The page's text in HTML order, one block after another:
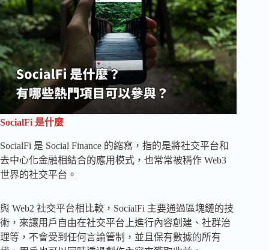
SocialFi 是什麼
SocialFi 是 Social Finance 的縮寫，指的是將社交平台和
去中心化金融相結合的應用模式，也常常被稱作 Web3
世界的社交平台。
與 Web2 社交平台相比較，SocialFi 主要通過區塊鏈的技
術，來讓用戶自由在社交平台上進行內容創建、社群治
理等，不會受到任何言論管制，並且保有數據的所有